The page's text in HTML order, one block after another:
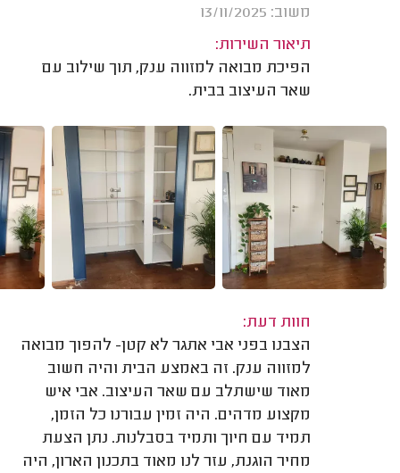
משוב: 13/11/2025
תיאור השירות:
הפיכת מבואה למזווה ענק, תוך שילוב עם
שאר העיצוב בבית.
חוות דעת:
הצבנו בפני אבי אתגר לא קטן- להפוך מבואה
למזווה ענק. זה באמצע הבית והיה חשוב
מאוד שישתלב עם שאר העיצוב. אבי איש
מקצוע מדהים. היה זמין עבורנו כל הזמן,
תמיד עם חיוך ותמיד בסבלנות. נתן הצעת
מחיר הוגנת, עזר לנו מאוד בתכנון הארון, היה